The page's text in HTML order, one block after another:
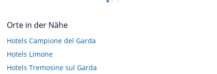
Orte in der Nähe
Hotels Campione del Garda
Hotels Limone
Hotels Tremosine sul Garda